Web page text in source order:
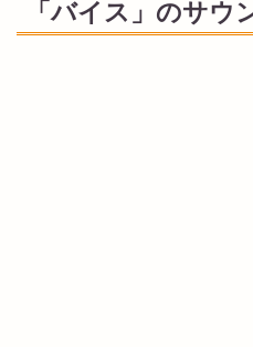
「バイス」のサウ